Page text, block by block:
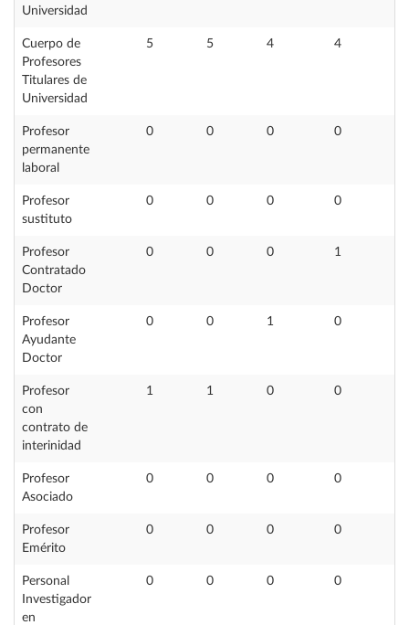
Universidad
Cuerpo de
Profesores
Titulares de
Universidad
5 5 4 4
Profesor
permanente
laboral
0 0 0 0
Profesor
sustituto
0 0 0 0
Profesor
Contratado
Doctor
0 0 0 1
Profesor
Ayudante
Doctor
0 0 1 0
Profesor
con
contrato de
interinidad
1 1 0 0
Profesor
Asociado
0 0 0 0
Profesor
Emérito
0 0 0 0
Personal
Investigador
en
0 0 0 0